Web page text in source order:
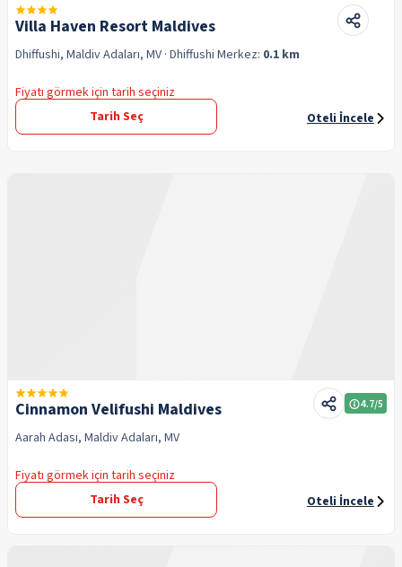
Villa Haven Resort Maldives
Dhiffushi, Maldiv Adaları, MV · Dhiffushi Merkez: 0.1 km
Fiyatı görmek için tarih seçiniz
Tarih Seç
Oteli İncele
Cinnamon Velifushi Maldives 4.7/5
Aarah Adası, Maldiv Adaları, MV
Fiyatı görmek için tarih seçiniz
Tarih Seç
Oteli İncele